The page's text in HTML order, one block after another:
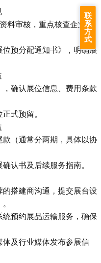
料审核，重点核查企业资
预分配通知书》，明确展
确认展位信息、费用条款
式预留。
（通常分两期，具体以协
认书及后续服务指南。
搭建商沟通，提交展台设
预约展品运输服务，确保
及行业媒体发布参展信
联
系
方
式